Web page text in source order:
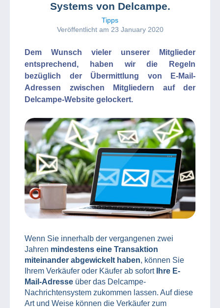
Systems von Delcampe.
Tipps
Veröffentlicht am 23 January 2020
Dem Wunsch vieler unserer Mitglieder
entsprechend, haben wir die Regeln
bezüglich der Übermittlung von E-Mail-
Adressen zwischen Mitgliedern auf der
Delcampe-Website gelockert.
Wenn Sie innerhalb der vergangenen zwei
Jahren mindestens eine Transaktion
miteinander abgewickelt haben, können Sie
Ihrem Verkäufer oder Käufer ab sofort Ihre E-
Mail-Adresse über das Delcampe-
Nachrichtensystem zukommen lassen. Auf diese
Art und Weise können die Verkäufer zum